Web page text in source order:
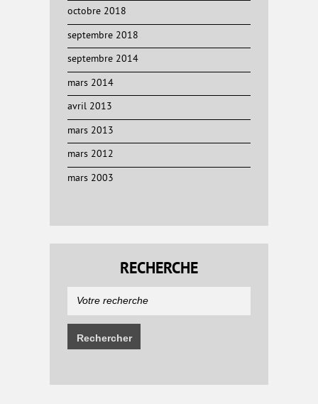
octobre 2018
septembre 2018
septembre 2014
mars 2014
avril 2013
mars 2013
mars 2012
mars 2003
RECHERCHE
Rechercher